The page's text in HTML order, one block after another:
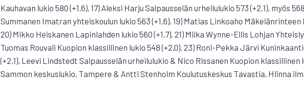
Kauhavan lukio 580 (+1,6), 17) Aleksi Harju Salpausselän urheilulukio 573 (+2,1), myös 568
Summanen Imatran yhteiskoulun lukio 563 (+1,6), 19) Matias Linkoaho Mäkelänrinteen
20) Mikko Heiskanen Lapinlahden lukio 560 (+1,7), 21) Miika Wynne-Ellis Lohjan
Tuomas Rouvali Kuopion klassillinen lukio 548 (+2,0), 23) Roni-Pekka Järvi
(+2,1), Leevi Lindstedt Salpausselän urheilulukio & Nico Rissanen Kuopion klassillinen
Sammon keskuslukio, Tampere & Antti Stenholm Koulutuskeskus Tavastia, Hlinna